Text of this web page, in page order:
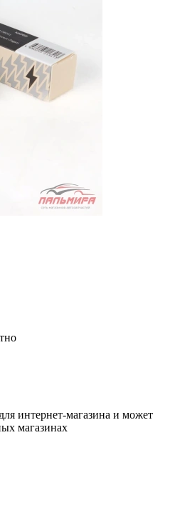
интернет-магазина и может
магазинах